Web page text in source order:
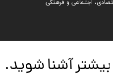
اجتماعی و فرهنگی
شوید.